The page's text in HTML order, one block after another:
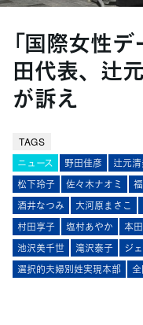
「国際女性
田代表、辻
が訴え
TAGS
ニュース 野田佳彦 辻元
松下玲子
佐々木ナオミ
酒井なつみ
大河原まさこ
村田享子
塩村あやか 本
池沢美千世
滝沢泰子
ジ
選択的夫婦別姓実現本部